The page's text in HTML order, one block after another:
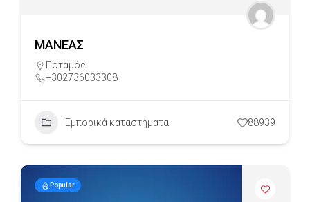
ΜΑΝΕΑΣ
Ποταμός
+302736033308
Εμπορικά καταστήματα 88939
Popular